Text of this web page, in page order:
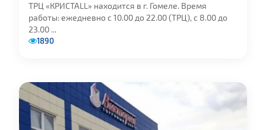
ТРЦ «КРИСТАLL» находится в г. Гомеле. Время
работы: ежедневно с 10.00 до 22.00 (ТРЦ), с 8.00 до
23.00 ...
1890